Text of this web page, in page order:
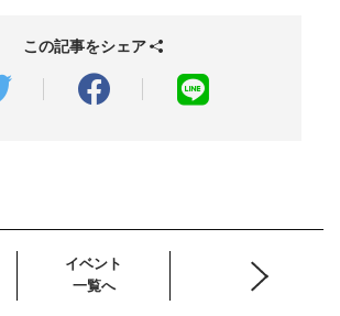
この記事をシェア
イベント
一覧へ